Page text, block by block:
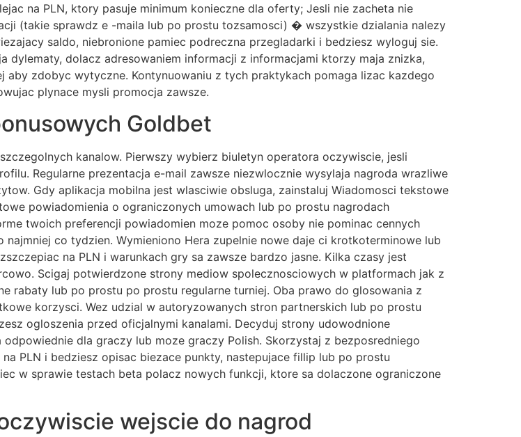
na PLN, ktory pasuje minimum konieczne dla oferty; Jesli nie zacheta nie
(takie sprawdz e -maila lub po prostu tozsamosci) � wszystkie dzialania nalezy
saldo, niebronione pamiec podreczna przegladarki i bedziesz wyloguj sie.
dolacz adresowaniem informacji z informacjami ktorzy maja znizka,
zdobyc wytyczne. Kontynuowaniu z tych praktykach pomaga lizac kazdego
plynace mysli promocja zawsze.
Goldbet
kanalow. Pierwszy wybierz biuletyn operatora oczywiscie, jesli
Regularne prezentacja e-mail zawsze niezwlocznie wysylaja nagroda wrazliwe
Gdy aplikacja mobilna jest wlasciwie obsluga, zainstaluj Wiadomosci tekstowe
powiadomienia o ograniczonych umowach lub po prostu nagrodach
twoich preferencji powiadomien moze pomoc osoby nie pominac cennych
co tydzien. Wymieniono Hera zupelnie nowe daje ci krotkoterminowe lub
na PLN i warunkach gry sa zawsze bardzo jasne. Kilka czasy jest
Scigaj potwierdzone strony mediow spolecznosciowych w platformach jak z
rabaty lub po prostu po prostu regularne turniej. Oba prawo do glosowania z
korzysci. Wez udzial w autoryzowanych stron partnerskich lub po prostu
ogloszenia przed oficjalnymi kanalami. Decyduj strony udowodnione
dla graczy lub moze graczy Polish. Skorzystaj z bezposredniego
PLN i bedziesz opisac biezace punkty, nastepujace fillip lub po prostu
w sprawie testach beta polacz nowych funkcji, ktore sa dolaczone ograniczone
wejscie do nagrod